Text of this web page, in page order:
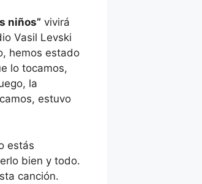
niños” vivirá
Vasil Levski
hemos estado
lo tocamos,
la
estuvo
estás
bien y todo.
canción.